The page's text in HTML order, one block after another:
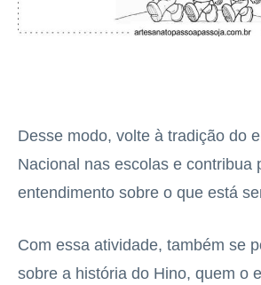
Desse modo, volte à tradição do
Nacional nas escolas e contribua
entendimento sobre o que está
Com essa atividade, também se
sobre a história do Hino, quem o